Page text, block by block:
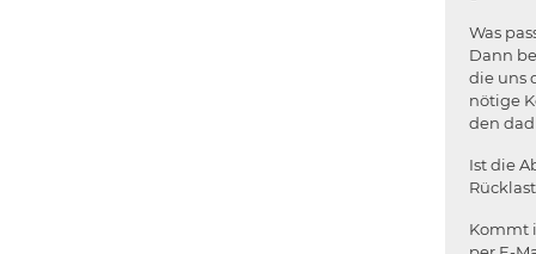
Was
Dann
die uns
nötige
den
Ist die
Kommt